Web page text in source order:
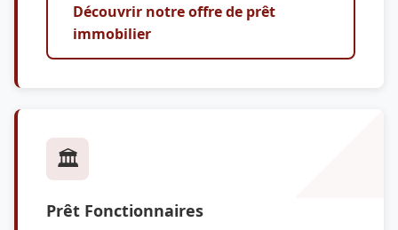
Découvrir notre offre de prêt
immobilier
🏛️
Prêt Fonctionnaires